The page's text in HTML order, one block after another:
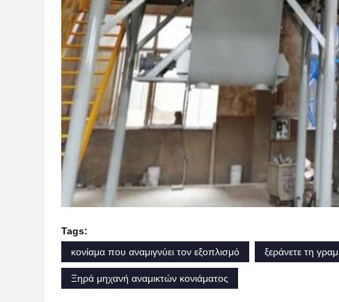
Tags:
κονίαμα που αναμιγνύει τον εξοπλισμό
ξεράνετε τη
Ξηρά μηχανή αναμικτών κονιάματος